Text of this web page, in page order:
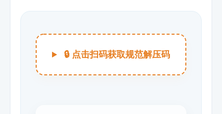
🔒 点击扫码获取规范解压码